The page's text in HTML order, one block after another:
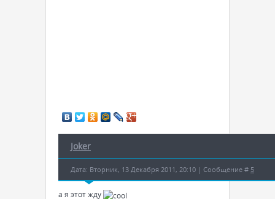
Joker
Дата: Вторник, 13 Декабря 2011, 20:10 | Сообщение # 5
а я этот жду